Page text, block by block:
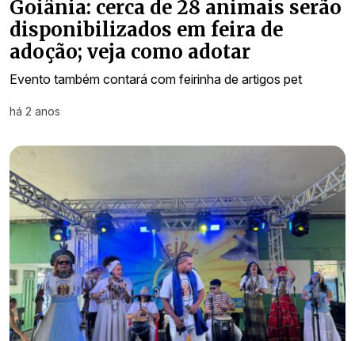
Goiânia: cerca de 28 animais serão
disponibilizados em feira de
adoção; veja como adotar
Evento também contará com feirinha de artigos pet
há 2 anos